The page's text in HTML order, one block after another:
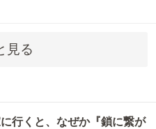
見る
行くと、なぜか『鎖に繋が